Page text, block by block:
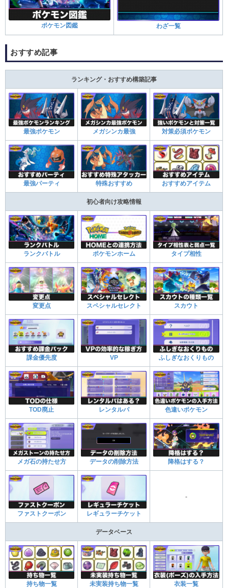
ポケモン図鑑 わざ一覧
おすすめ記事
ランキング・おすすめ構築記事
最強ポケモン メガシンカ最強 対策必須ポケモン
最強パーティ 特殊おすすめ おすすめアイテム
初心者向け攻略情報
ランクバトル ポケモンホーム タイプ相性
変更点 スペシャルセレクト スカウト
課金優先度 VP ふしぎなおくりもの
TOD廃止 レンタルパ 色違いポケモン
メガ石の持たせ方 データの削除方法 降格はする？
ファストクーポン レギュラーチケット
-
データベース
持ち物一覧 未実装持ち物一覧 衣装一覧